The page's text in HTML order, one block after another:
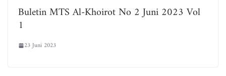
Buletin MTS Al-Khoirot No 2 Juni 2023 Vol
1
23 Juni 2023